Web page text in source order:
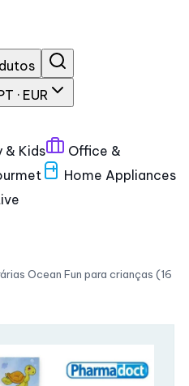
· EUR
& Kids
Office &
Home Appliances
Ocean Fun para crianças (16